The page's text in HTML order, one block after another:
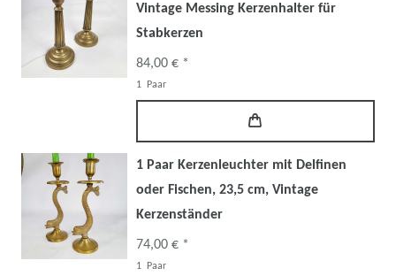
Vintage Messing Kerzenhalter für
Stabkerzen
84,00 € *
1 Paar
1 Paar Kerzenleuchter mit Delfinen
oder Fischen, 23,5 cm, Vintage
Kerzenständer
74,00 € *
1 Paar